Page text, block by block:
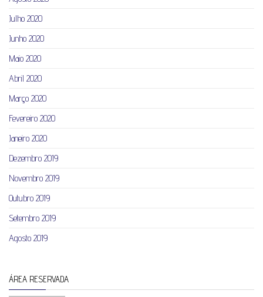
Julho 2020
Junho 2020
Maio 2020
Abril 2020
Março 2020
Fevereiro 2020
Janeiro 2020
Dezembro 2019
Novembro 2019
Outubro 2019
Setembro 2019
Agosto 2019
ÁREA RESERVADA